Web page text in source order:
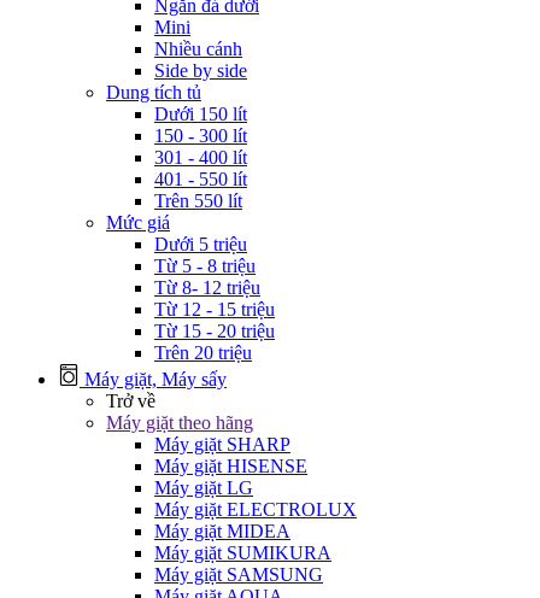
Ngăn đá dưới
Mini
Nhiều cánh
Side by side
Dung tích tủ
Dưới 150 lít
150 - 300 lít
301 - 400 lít
401 - 550 lít
Trên 550 lít
Mức giá
Dưới 5 triệu
Từ 5 - 8 triệu
Từ 8- 12 triệu
Từ 12 - 15 triệu
Từ 15 - 20 triệu
Trên 20 triệu
Máy giặt, Máy sấy
Trở về
Máy giặt theo hãng
Máy giặt SHARP
Máy giặt HISENSE
Máy giặt LG
Máy giặt ELECTROLUX
Máy giặt MIDEA
Máy giặt SUMIKURA
Máy giặt SAMSUNG